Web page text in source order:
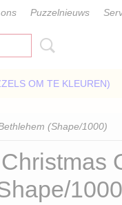
Puzzelnieuws
OM TE KLEUREN)
(Shape/1000)